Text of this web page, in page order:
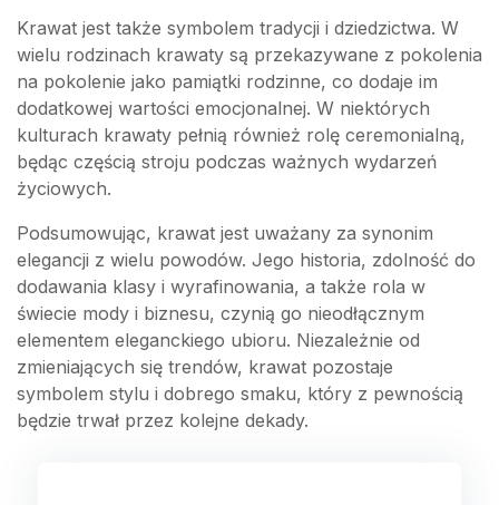
Krawat jest także symbolem tradycji i dziedzictwa. W
wielu rodzinach krawaty są przekazywane z pokolenia
na pokolenie jako pamiątki rodzinne, co dodaje im
dodatkowej wartości emocjonalnej. W niektórych
kulturach krawaty pełnią również rolę ceremonialną,
będąc częścią stroju podczas ważnych wydarzeń
życiowych.
Podsumowując, krawat jest uważany za synonim
elegancji z wielu powodów. Jego historia, zdolność do
dodawania klasy i wyrafinowania, a także rola w
świecie mody i biznesu, czynią go nieodłącznym
elementem eleganckiego ubioru. Niezależnie od
zmieniających się trendów, krawat pozostaje
symbolem stylu i dobrego smaku, który z pewnością
będzie trwał przez kolejne dekady.